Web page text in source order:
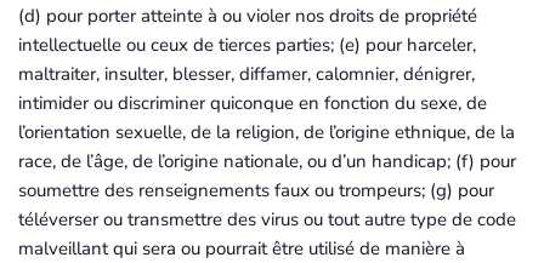
(d) pour porter atteinte à ou violer nos droits de propriété
intellectuelle ou ceux de tierces parties; (e) pour harceler,
maltraiter, insulter, blesser, diffamer, calomnier, dénigrer,
intimider ou discriminer quiconque en fonction du sexe, de
l’orientation sexuelle, de la religion, de l’origine ethnique, de la
race, de l’âge, de l’origine nationale, ou d’un handicap; (f) pour
soumettre des renseignements faux ou trompeurs; (g) pour
téléverser ou transmettre des virus ou tout autre type de code
malveillant qui sera ou pourrait être utilisé de manière à